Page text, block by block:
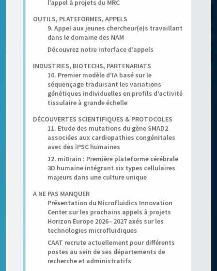
l’appel à projets du MRC
OUTILS, PLATEFORMES, APPELS
9. Appel aux jeunes chercheur(e)s travaillant
dans le domaine des NAM
Découvrez notre interface d’appels
INDUSTRIES, BIOTECHS, PARTENARIATS
10. Premier modèle d’IA basé sur le
séquençage traduisant les variations
génétiques individuelles en profils d’activité
tissulaire à grande échelle
DÉCOUVERTES SCIENTIFIQUES & PROTOCOLES
11. Etude des mutations du gène SMAD2
associées aux cardiopathies congénitales
avec des iPSC humaines
12. miBrain : Première plateforme cérébrale
3D humaine intégrant six types cellulaires
majeurs dans une culture unique
A NE PAS MANQUER
Présentation du Microfluidics Innovation
Center sur les prochains appels à projets
Horizon Europe 2026 – 2027 axés sur les
technologies microfluidiques
CAAT recrute actuellement pour différents
postes au sein de ses départements de
recherche et administratifs